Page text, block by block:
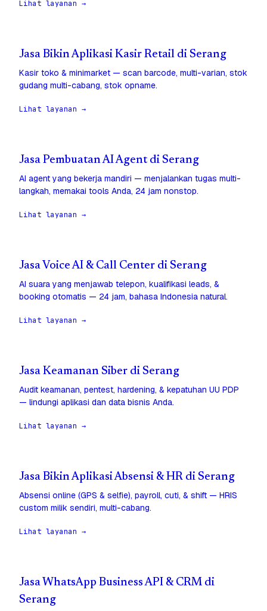
Lihat layanan →
Jasa Bikin Aplikasi Kasir Retail di Serang
Kasir toko & minimarket — scan barcode, multi-varian, stok
gudang multi-cabang, stok opname.
Lihat layanan →
Jasa Pembuatan AI Agent di Serang
AI agent yang bekerja mandiri — menjalankan tugas multi-
langkah, memakai tools Anda, 24 jam nonstop.
Lihat layanan →
Jasa Voice AI & Call Center di Serang
AI suara yang menjawab telepon, kualifikasi leads, &
booking otomatis — 24 jam, bahasa Indonesia natural.
Lihat layanan →
Jasa Keamanan Siber di Serang
Audit keamanan, pentest, hardening, & kepatuhan UU PDP
— lindungi aplikasi dan data bisnis Anda.
Lihat layanan →
Jasa Bikin Aplikasi Absensi & HR di Serang
Absensi online (GPS & selfie), payroll, cuti, & shift — HRIS
custom milik sendiri, multi-cabang.
Lihat layanan →
Jasa WhatsApp Business API & CRM di
Serang